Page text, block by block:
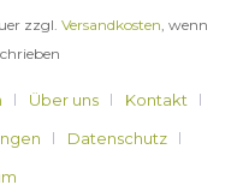
zzgl. Versandkosten, wenn
Über uns
Kontakt
Datenschutz